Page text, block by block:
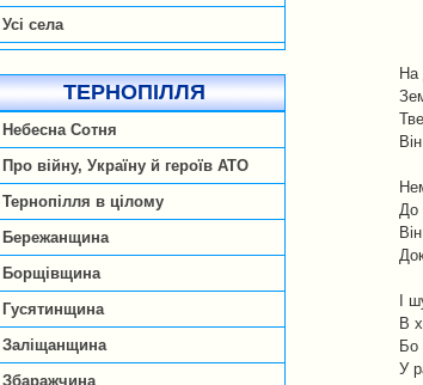
Усі села
ТЕРНОПІЛЛЯ
Небесна Сотня
Про війну, Україну й героїв АТО
Тернопілля в цілому
Бережанщина
Борщівщина
Гусятинщина
Заліщанщина
Збаражчина
На
До
І
В
Бо
У